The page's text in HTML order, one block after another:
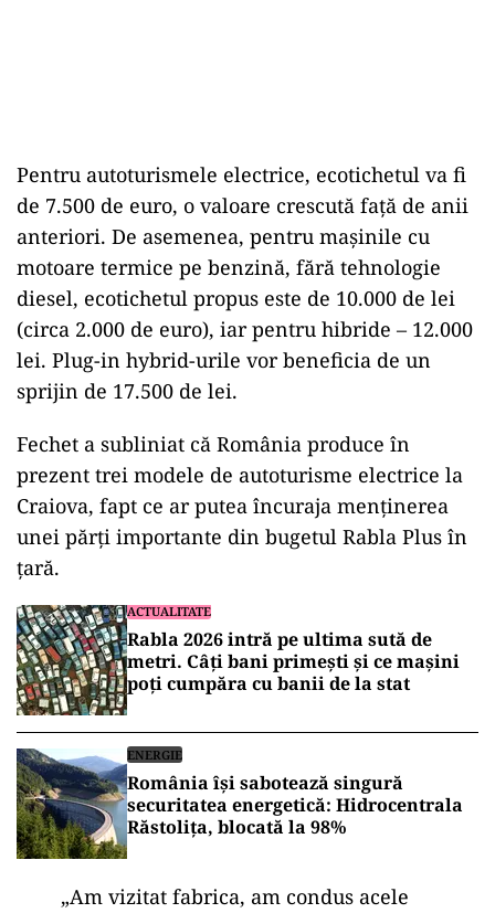
Pentru autoturismele electrice, ecotichetul va fi
de 7.500 de euro, o valoare crescută față de anii
anteriori. De asemenea, pentru mașinile cu
motoare termice pe benzină, fără tehnologie
diesel, ecotichetul propus este de 10.000 de lei
(circa 2.000 de euro), iar pentru hibride – 12.000
lei. Plug-in hybrid-urile vor beneficia de un
sprijin de 17.500 de lei.
Fechet a subliniat că România produce în
prezent trei modele de autoturisme electrice la
Craiova, fapt ce ar putea încuraja menținerea
unei părți importante din bugetul Rabla Plus în
țară.
ACTUALITATE
Rabla 2026 intră pe ultima sută de
metri. Câți bani primești și ce mașini
poți cumpăra cu banii de la stat
ENERGIE
România își sabotează singură
securitatea energetică: Hidrocentrala
Răstolița, blocată la 98%
„Am vizitat fabrica, am condus acele